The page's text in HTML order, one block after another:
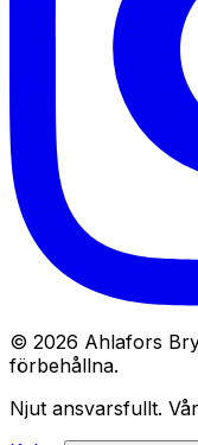
© 2026 Ahlafors
förbehållna.
Njut ansvarsfullt.